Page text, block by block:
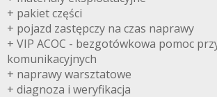
+ pakiet części
+ pojazd zastępczy na czas naprawy
+ VIP ACOC - bezgotówkowa pomoc
komunikacyjnych
+ naprawy warsztatowe
+ diagnoza i weryfikacja